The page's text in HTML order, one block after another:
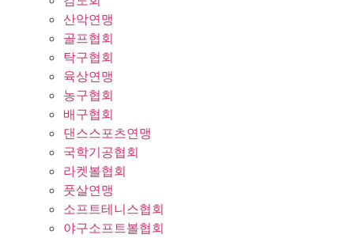
산악연맹
골프협회
탁구협회
육상연맹
농구협회
배구협회
댄스스포츠연맹
국학기공협회
라켓볼협회
풋살연맹
소프트테니스협회
야구소프트볼협회